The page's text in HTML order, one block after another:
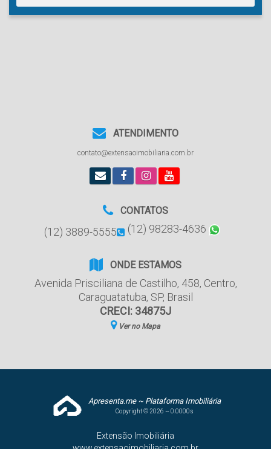
ATENDIMENTO
contato@extensaoimobiliaria.com.br
CONTATOS
(12) 3889-5555 (12) 98283-4636
ONDE ESTAMOS
Avenida Prisciliana de Castilho, 458, Centro,
Caraguatatuba, SP, Brasil
CRECI: 34875J
Ver no Mapa
Apresenta.me ~ Plataforma Imobiliária
Copyright © 2026 ~ 0.0000s
Extensão Imobiliária